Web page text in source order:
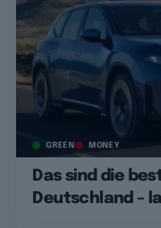
GREEN MONEY
Das sind die
Deutschland –